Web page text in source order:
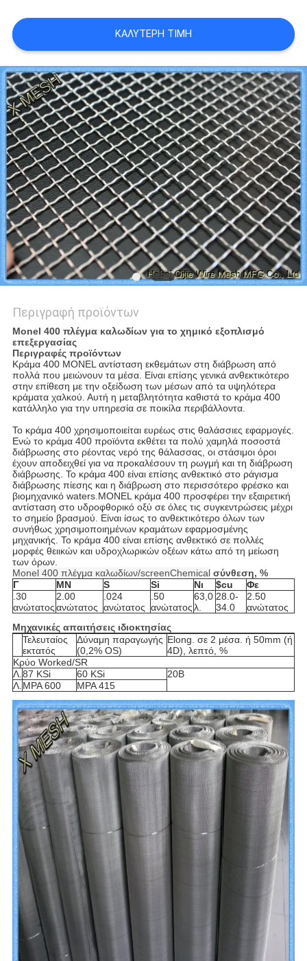
SITEMAP
PRIVACY
POLICY
ΚΑΛΎΤΕΡΗ ΤΙΜΉ
Περιγραφή προϊόντων
Monel 400 πλέγμα καλωδίων για το χημικό εξοπλισμό
επεξεργασίας
Περιγραφές προϊόντων
Κράμα 400 MONEL αντίσταση εκθεμάτων στη διάβρωση από
πολλά που μειώνουν τα μέσα. Είναι επίσης γενικά ανθεκτικότερο
στην επίθεση με την οξείδωση των μέσων από τα υψηλότερα
κράματα χαλκού. Αυτή η μεταβλητότητα καθιστά το κράμα 400
κατάλληλο για την υπηρεσία σε ποικίλα περιβάλλοντα.
Το κράμα 400 χρησιμοποιείται ευρέως στις θαλάσσιες εφαρμογές.
Ενώ το κράμα 400 προϊόντα εκθέτει τα πολύ χαμηλά ποσοστά
διάβρωσης στο ρέοντας νερό της θάλασσας, οι στάσιμοι όροι
έχουν αποδειχθεί για να προκαλέσουν τη ρωγμή και τη διάβρωση
διάβρωσης. Το κράμα 400 είναι επίσης ανθεκτικό στο ράγισμα
διάβρωσης πίεσης και η διάβρωση στο περισσότερο φρέσκο και
βιομηχανικό waters.MONEL κράμα 400 προσφέρει την εξαιρετική
αντίσταση στο υδροφθορικό οξύ σε όλες τις συγκεντρώσεις μέχρι
το σημείο βρασμού. Είναι ίσως το ανθεκτικότερο όλων των
συνήθως χρησιμοποιημένων κραμάτων εφαρμοσμένης
μηχανικής. Το κράμα 400 είναι επίσης ανθεκτικό σε πολλές
μορφές θειικών και υδροχλωρικών οξέων κάτω από τη μείωση
των όρων.
Monel 400 πλέγμα καλωδίων/screenChemical σύνθεση, %
Γ
ΜΝ S Si Νι $cu
Φε
.30
ανώτατος
2.00
ανώτατος
.024
ανώτατος
.50
ανώτατος
63,0
λ.
28.0-
34.0
2.50
ανώτατος
Μηχανικές απαιτήσεις ιδιοκτησίας
Τελευταίος
εκτατός
Δύναμη παραγωγής
(0,2% OS)
Elong. σε 2 μέσα. ή 50mm (ή
4D), λεπτό, %
Κρύο Worked/SR
Λ.87 KSi 60 KSi
20B
Λ.MPA 600 MPA 415